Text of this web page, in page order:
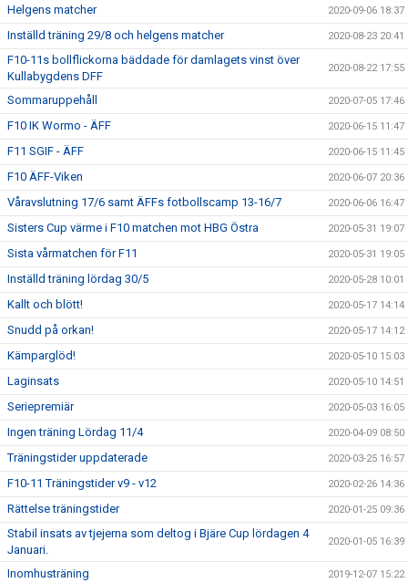
Helgens matcher 2020-09-06 18:37
Inställd träning 29/8 och helgens matcher 2020-08-23 20:41
F10-11s bollflickorna bäddade för damlagets vinst över
Kullabygdens DFF
2020-08-22 17:55
Sommaruppehåll 2020-07-05 17:46
F10 IK Wormo - ÄFF 2020-06-15 11:47
F11 SGIF - ÄFF 2020-06-15 11:45
F10 ÄFF-Viken 2020-06-07 20:36
Våravslutning 17/6 samt ÄFFs fotbollscamp 13-16/7 2020-06-06 16:47
Sisters Cup värme i F10 matchen mot HBG Östra 2020-05-31 19:07
Sista vårmatchen för F11 2020-05-31 19:05
Inställd träning lördag 30/5 2020-05-28 10:01
Kallt och blött! 2020-05-17 14:14
Snudd på orkan! 2020-05-17 14:12
Kämparglöd! 2020-05-10 15:03
Laginsats 2020-05-10 14:51
Seriepremiär 2020-05-03 16:05
Ingen träning Lördag 11/4 2020-04-09 08:50
Träningstider uppdaterade 2020-03-25 16:57
F10-11 Träningstider v9 - v12 2020-02-26 14:36
Rättelse träningstider 2020-01-25 09:36
Stabil insats av tjejerna som deltog i Bjäre Cup lördagen 4
Januari.
2020-01-05 16:39
Inomhusträning 2019-12-07 15:22